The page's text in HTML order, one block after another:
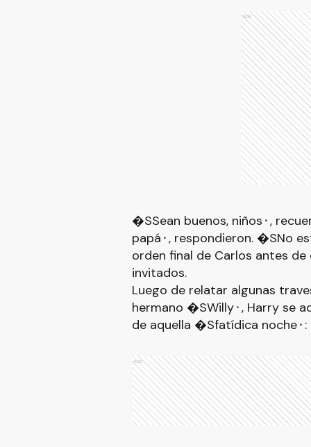
Ads
�SSean buenos, niños⬝,
papá⬝, respondieron. �SNo
orden final de Carlos antes
invitados.
Luego de relatar algunas
hermano �SWilly⬝, Harry se
de aquella �Sfatídica noche⬝:
Ads